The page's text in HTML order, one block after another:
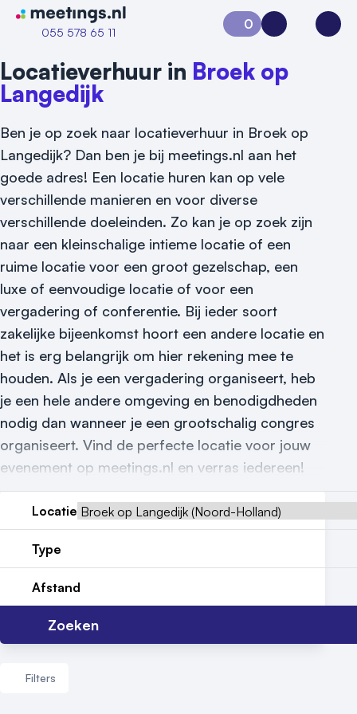
Naar home van Meetings
055 578 65 11
Vraag locatie aan
Locatiegids
Meld locatie aan
Nieuws
Reviews (5⭐️)
Contact
0
Aanvraag 0Inloggen
Locatieverhuur in Broek op
Langedijk
Ben je op zoek naar locatieverhuur in Broek op
Langedijk? Dan ben je bij meetings.nl aan het
goede adres! Een locatie huren kan op vele
verschillende manieren en voor diverse
verschillende doeleinden. Zo kan je op zoek zijn
naar een kleinschalige intieme locatie of een
ruime locatie voor een groot gezelschap, een
luxe of eenvoudige locatie of voor een
vergadering of conferentie. Bij ieder soort
zakelijke bijeenkomst hoort een andere locatie en
het is erg belangrijk om hier rekening mee te
houden. Als je een vergadering organiseert, heb
je een hele andere omgeving en benodigdheden
nodig dan wanneer je een grootschalig congres
organiseert. Vind de perfecte locatie voor jouw
evenement op meetings.nl en verras iedereen!
Locatie
Type
Afstand
Zoeken
Filters